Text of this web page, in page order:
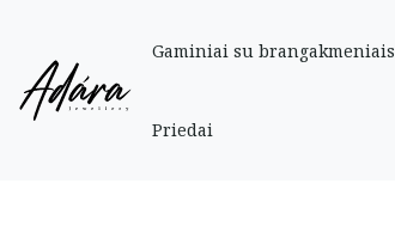
Gaminiai su brangakmeniais
Priedai
Pradinis Parduotuve » Auksiniai